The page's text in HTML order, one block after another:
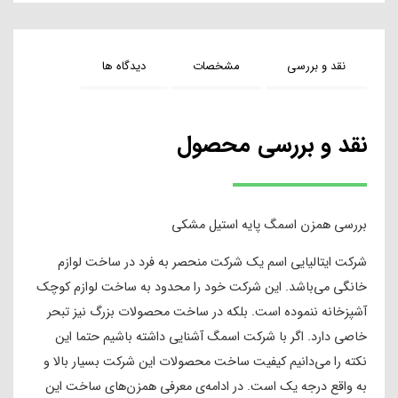
نقد و بررسی مشخصات دیدگاه ها
نقد و بررسی محصول
بررسی همزن اسمگ پایه استیل مشکی
شرکت ایتالیایی اسم یک شرکت منحصر به فرد در ساخت لوازم
خانگی می‌باشد. این شرکت خود را محدود به ساخت لوازم کوچک
آشپزخانه ننموده است. بلکه در ساخت محصولات بزرگ نیز تبحر
خاصی دارد. اگر با شرکت اسمگ آشنایی داشته باشیم حتما این
نکته را می‌دانیم کیفیت ساخت محصولات این شرکت بسیار بالا و
به واقع درجه یک است. در ادامه‌ی معرفی همزن‌های ساخت این